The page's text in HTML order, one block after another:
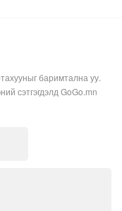
баримтална уу.
сэтгэгдэлд GoGo.mn